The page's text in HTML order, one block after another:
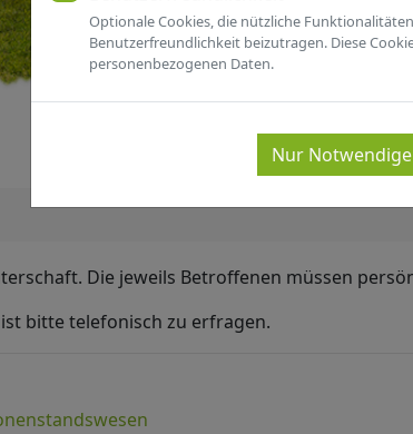
Optionale Cookies, die nützliche
Benutzerfreundlichkeit beizutragen. Diese
personenbezogenen Daten.
Nur
Die jeweils Betroffenen müssen
bitte telefonisch zu erfragen.